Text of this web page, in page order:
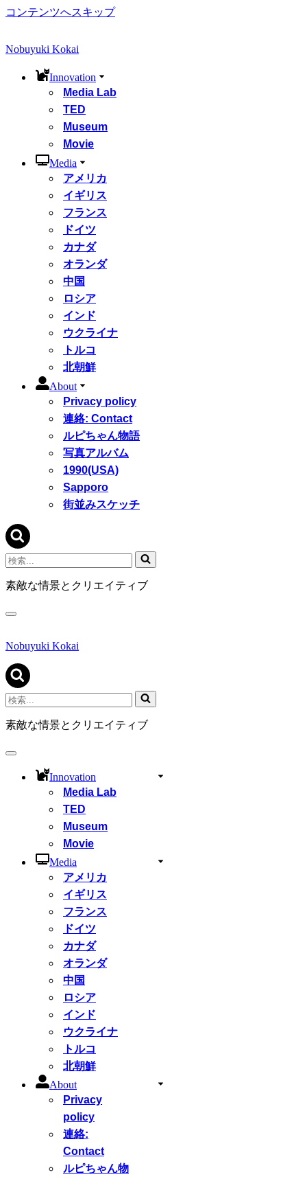
コンテンツへスキップ
Nobuyuki Kokai
Innovation
Media Lab
TED
Museum
Movie
Media
アメリカ
イギリス
フランス
ドイツ
カナダ
オランダ
中国
ロシア
インド
ウクライナ
トルコ
北朝鮮
About
Privacy policy
連絡: Contact
ルピちゃん物語
写真アルバム
1990(USA)
Sapporo
街並みスケッチ
検
索...
素敵な情景とクリエイティブ
ナ
ゲ
シ
ョ
ン
メ
ニ
ュ
Nobuyuki Kokai
検
索...
素敵な情景とクリエイティブ
ナ
Innovation
Media Lab
TED
Museum
Movie
Media
アメリカ
イギリス
フランス
ドイツ
カナダ
オランダ
中国
ロシア
インド
ウクライナ
トルコ
北朝鮮
About
Privacy
policy
連絡:
Contact
ルピちゃん物